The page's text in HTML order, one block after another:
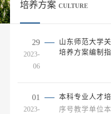
培养方案 CULTURE
29
2023-
06
山东师范大学
培养方案编制
01
2023-
本科专业人才
序号教学单位